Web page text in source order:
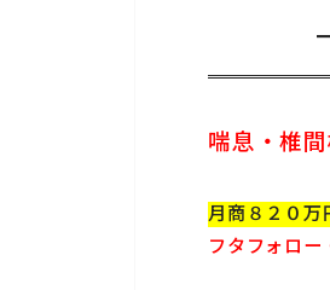
喘息・椎
月商８２０万
フタフォロ